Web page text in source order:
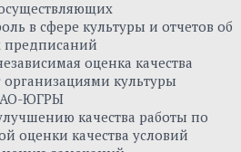
в сфере культуры и отчетов об
предписаний
оценка качества
организациями культуры
ЮГРЫ
качества работы по
оценки качества условий